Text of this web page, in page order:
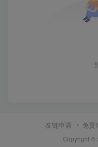
友链申请 免责
Copyright ©